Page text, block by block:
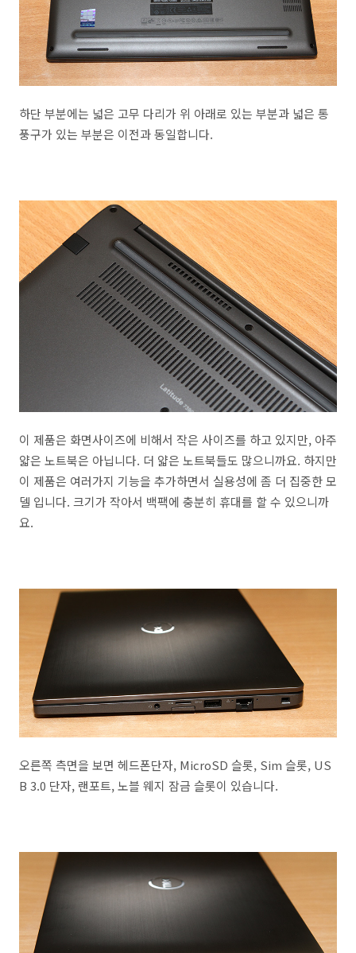
하단 부분에는 넓은 고무 다리가 위 아래로 있는 부분과 넓은 통
풍구가 있는 부분은 이전과 동일합니다.
이 제품은 화면사이즈에 비해서 작은 사이즈를 하고 있지만, 아주
얇은 노트북은 아닙니다. 더 얇은 노트북들도 많으니까요. 하지만
이 제품은 여러가지 기능을 추가하면서 실용성에 좀 더 집중한 모
델 입니다. 크기가 작아서 백팩에 충분히 휴대를 할 수 있으니까
요.
오른쪽 측면을 보면 헤드폰단자, MicroSD 슬롯, Sim 슬롯, US
B 3.0 단자, 랜포트, 노블 웨지 잠금 슬롯이 있습니다.